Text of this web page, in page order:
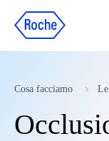
Cosa facciamo